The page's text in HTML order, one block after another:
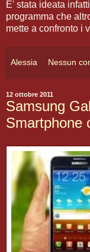
E' stata ideata infatti
programma che
mette a confronto i
Alessia Nessun
12 ottobre 2011
Samsung
Smartphone